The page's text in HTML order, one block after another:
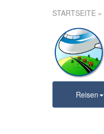
STARTSEITE »
Reisen